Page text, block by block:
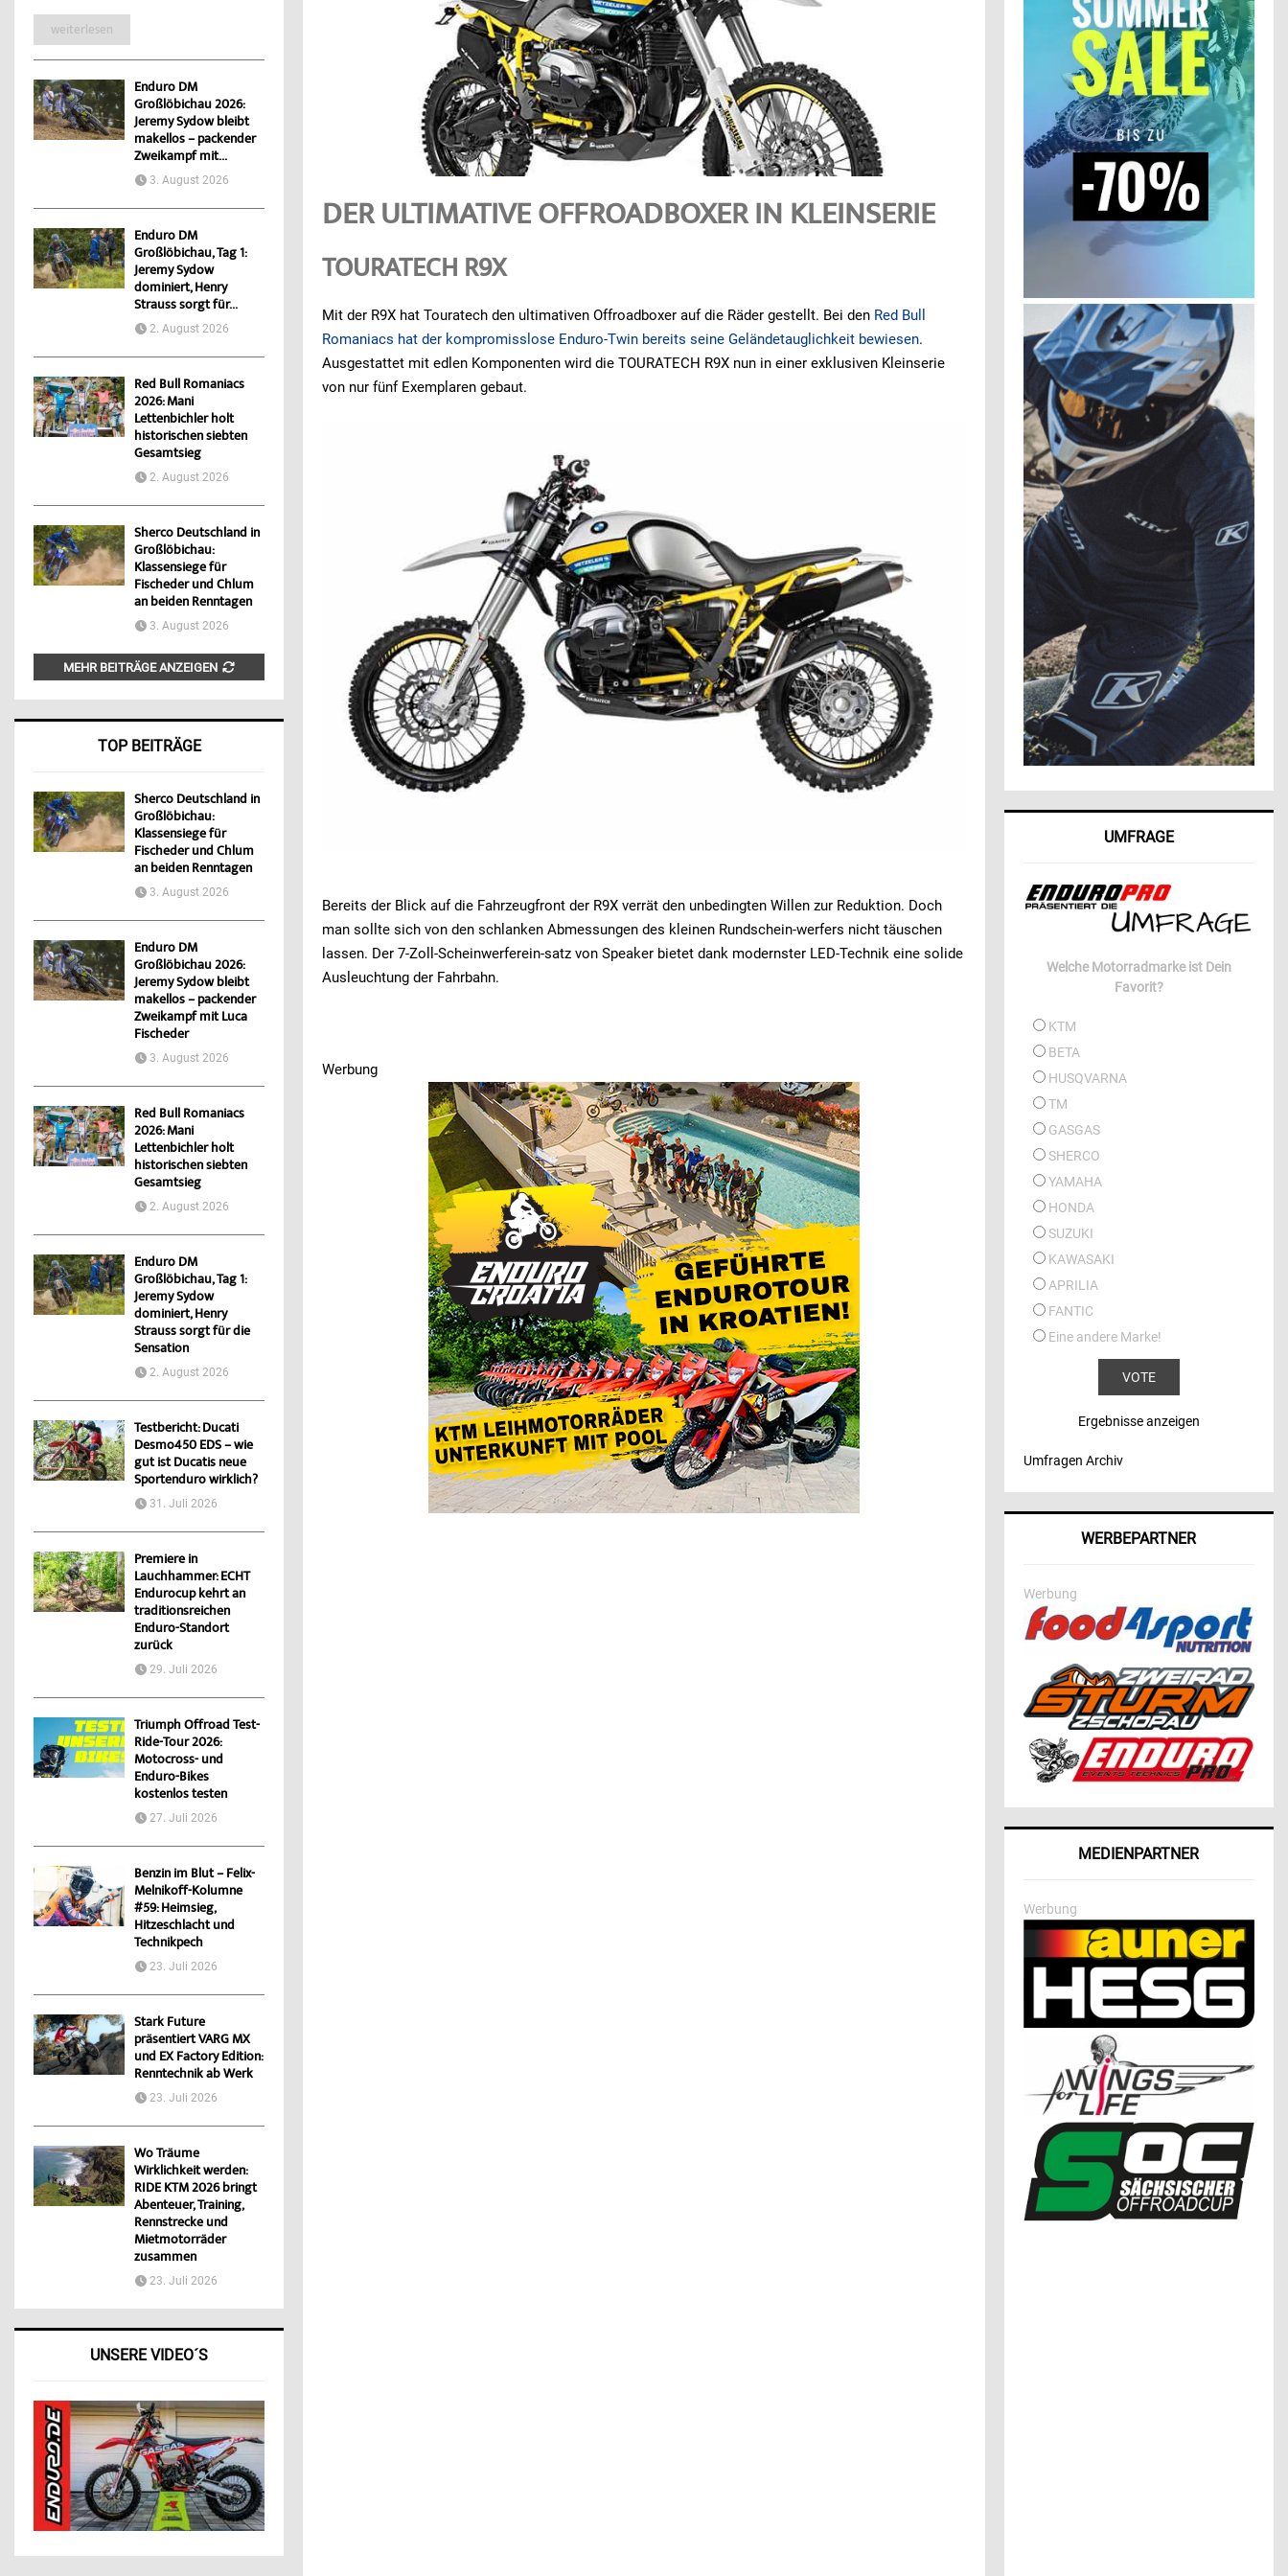
DER ULTIMATIVE OFFROADBOXER IN KLEINSERIE
TOURATECH R9X
Mit der R9X hat Touratech den ultimativen Offroadboxer auf die Räder gestellt. Bei den Red Bull
Romaniacs hat der kompromisslose Enduro-Twin bereits seine Geländetauglichkeit bewiesen.
Ausgestattet mit edlen Komponenten wird die TOURATECH R9X nun in einer exklusiven Kleinserie
von nur fünf Exemplaren gebaut.
Bereits der Blick auf die Fahrzeugfront der R9X verrät den unbedingten Willen zur Reduktion. Doch
man sollte sich von den schlanken Abmessungen des kleinen Rundschein-werfers nicht täuschen
lassen. Der 7-Zoll-Scheinwerferein-satz von Speaker bietet dank modernster LED-Technik eine solide
Ausleuchtung der Fahrbahn.
Werbung
weiterlesen
Enduro DM
Großlöbichau 2026:
Jeremy Sydow bleibt
makellos – packender
Zweikampf mit...
3. August 2026
Enduro DM
Großlöbichau, Tag 1:
Jeremy Sydow
dominiert, Henry
Strauss sorgt für...
2. August 2026
Red Bull Romaniacs
2026: Mani
Lettenbichler holt
historischen siebten
Gesamtsieg
2. August 2026
Sherco Deutschland in
Großlöbichau:
Klassensiege für
Fischeder und Chlum
an beiden Renntagen
3. August 2026
MEHR BEITRÄGE ANZEIGEN
TOP BEITRÄGE
Sherco Deutschland in
Großlöbichau:
Klassensiege für
Fischeder und Chlum
an beiden Renntagen
3. August 2026
Enduro DM
Großlöbichau 2026:
Jeremy Sydow bleibt
makellos – packender
Zweikampf mit Luca
Fischeder
3. August 2026
Red Bull Romaniacs
2026: Mani
Lettenbichler holt
historischen siebten
Gesamtsieg
2. August 2026
Enduro DM
Großlöbichau, Tag 1:
Jeremy Sydow
dominiert, Henry
Strauss sorgt für die
Sensation
2. August 2026
Testbericht: Ducati
Desmo450 EDS – wie
gut ist Ducatis neue
Sportenduro wirklich?
31. Juli 2026
Premiere in
Lauchhammer: ECHT
Endurocup kehrt an
traditionsreichen
Enduro-Standort
zurück
29. Juli 2026
Triumph Offroad Test-
Ride-Tour 2026:
Motocross- und
Enduro-Bikes
kostenlos testen
27. Juli 2026
Benzin im Blut – Felix-
Melnikoff-Kolumne
#59: Heimsieg,
Hitzeschlacht und
Technikpech
23. Juli 2026
Stark Future
präsentiert VARG MX
und EX Factory Edition:
Renntechnik ab Werk
23. Juli 2026
Wo Träume
Wirklichkeit werden:
RIDE KTM 2026 bringt
Abenteuer, Training,
Rennstrecke und
Mietmotorräder
zusammen
23. Juli 2026
UNSERE VIDEO´S
UMFRAGE
Welche Motorradmarke ist Dein
Favorit?
KTM
BETA
HUSQVARNA
TM
GASGAS
SHERCO
YAMAHA
HONDA
SUZUKI
KAWASAKI
APRILIA
FANTIC
Eine andere Marke!
Ergebnisse anzeigen
Umfragen Archiv
WERBEPARTNER
Werbung
MEDIENPARTNER
Werbung